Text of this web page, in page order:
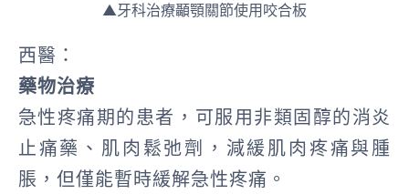
▲牙科治療顳顎關節使用咬合板
西醫：
藥物治療
急性疼痛期的患者，可服用非類固醇的消炎
止痛藥、肌肉鬆弛劑，減緩肌肉疼痛與腫
脹，但僅能暫時緩解急性疼痛。